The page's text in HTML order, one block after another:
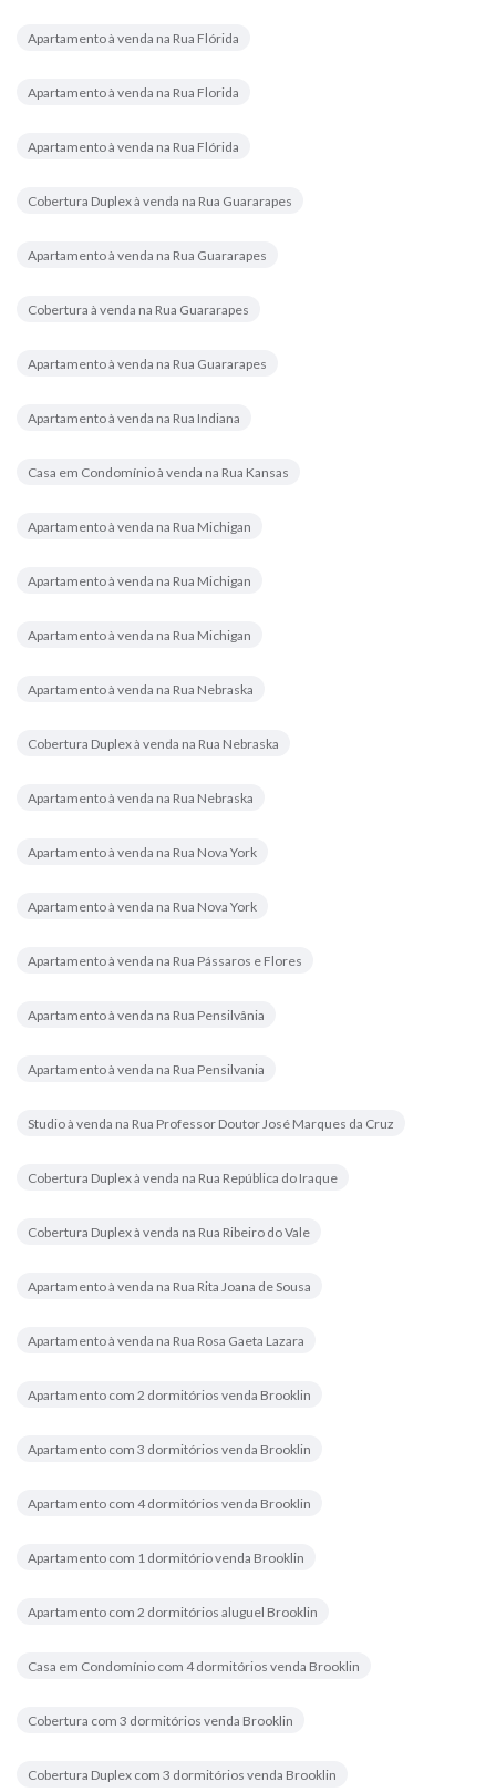
Apartamento à venda na Rua Flórida
Apartamento à venda na Rua Florida
Apartamento à venda na Rua Flórida
Cobertura Duplex à venda na Rua Guararapes
Apartamento à venda na Rua Guararapes
Cobertura à venda na Rua Guararapes
Apartamento à venda na Rua Guararapes
Apartamento à venda na Rua Indiana
Casa em Condomínio à venda na Rua Kansas
Apartamento à venda na Rua Michigan
Apartamento à venda na Rua Michigan
Apartamento à venda na Rua Michigan
Apartamento à venda na Rua Nebraska
Cobertura Duplex à venda na Rua Nebraska
Apartamento à venda na Rua Nebraska
Apartamento à venda na Rua Nova York
Apartamento à venda na Rua Nova York
Apartamento à venda na Rua Pássaros e Flores
Apartamento à venda na Rua Pensilvânia
Apartamento à venda na Rua Pensilvania
Studio à venda na Rua Professor Doutor José Marques da Cruz
Cobertura Duplex à venda na Rua República do Iraque
Cobertura Duplex à venda na Rua Ribeiro do Vale
Apartamento à venda na Rua Rita Joana de Sousa
Apartamento à venda na Rua Rosa Gaeta Lazara
Apartamento com 2 dormitórios venda Brooklin
Apartamento com 3 dormitórios venda Brooklin
Apartamento com 4 dormitórios venda Brooklin
Apartamento com 1 dormitório venda Brooklin
Apartamento com 2 dormitórios aluguel Brooklin
Casa em Condomínio com 4 dormitórios venda Brooklin
Cobertura com 3 dormitórios venda Brooklin
Cobertura Duplex com 3 dormitórios venda Brooklin